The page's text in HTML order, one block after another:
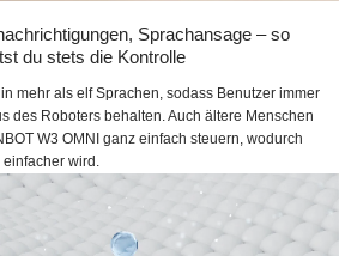
Sprachansage – so
du stets die Kontrolle
mehr als elf Sprachen, sodass Benutzer immer
des Roboters behalten. Auch ältere Menschen
W3 OMNI ganz einfach steuern, wodurch
wird.